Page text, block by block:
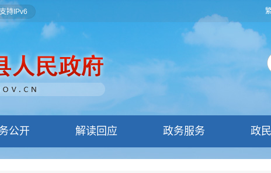
持IPv6
公开 解读回应 政务服务 政